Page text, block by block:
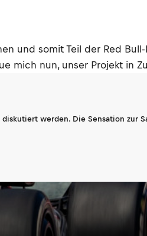
und somit Teil der Red
mich nun, unser Projekt in
werden. Die Sensation zur